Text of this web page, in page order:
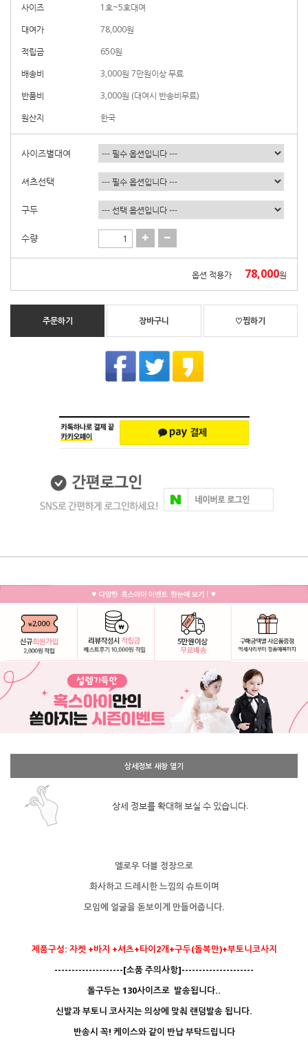
사이즈
1호~5호대여
대여가
78,000원
적립금
650원
배송비
3,000원 7만원이상 무료
반품비
3,000원 (대여시 반송비무료)
원산지
한국
사이즈별대여
셔츠선택
구두
수량
옵션 적용가 78,000원
주문하기 장바구니 ♡찜하기
상세정보 새창 열기
상세 정보를 확대해 보실 수 있습니다.
엘로우 더블 정장으로
화사하고 드레시한 느낌의 슈트이며
모임에 얼굴을 돋보이게 만들어줍니다.
제품구성: 자켓 +바지 +셔츠+타이2개+구두(돌복만)+부토니코사지
--------------------[소품 주의사항]---------------------
돌구두는 130사이즈로 발송됩니다..
신발과 부토니 코사지는 의상에 맞춰 랜덤발송 됩니다.
반송시 꼭! 케이스와 같이 반납 부탁드립니다